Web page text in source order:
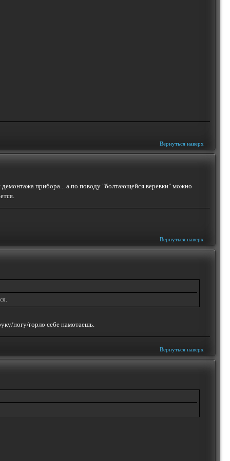
Вернуться наверх
прибора... а по поводу "болтающейся веревки" можно
Вернуться наверх
ногу/горло себе намотаешь.
Вернуться наверх